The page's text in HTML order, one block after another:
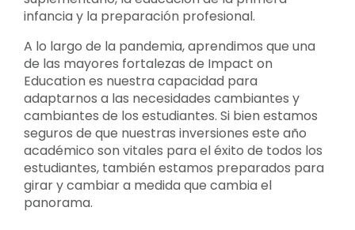
infancia y la preparación profesional.
A lo largo de la pandemia, aprendimos que una
de las mayores fortalezas de Impact on
Education es nuestra capacidad para
adaptarnos a las necesidades cambiantes y
cambiantes de los estudiantes. Si bien estamos
seguros de que nuestras inversiones este año
académico son vitales para el éxito de todos los
estudiantes, también estamos preparados para
girar y cambiar a medida que cambia el
panorama.